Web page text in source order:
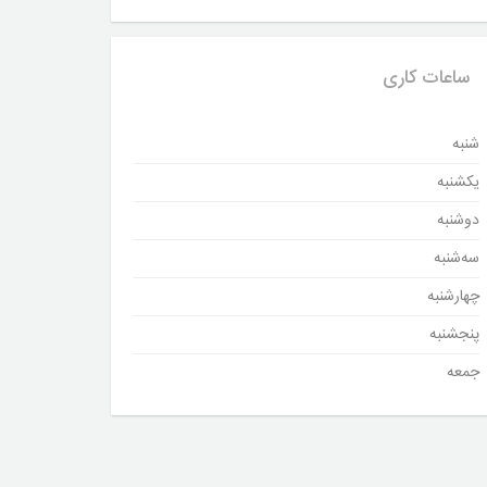
ساعات کاری
شنبه
یکشنبه
دوشنبه
سه‌شنبه
چهارشنبه
پنجشنبه
جمعه